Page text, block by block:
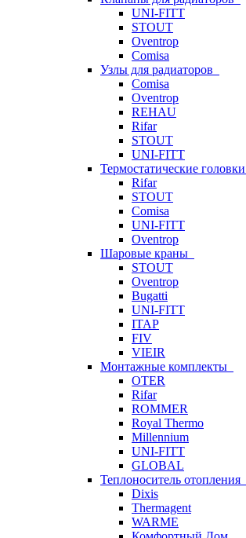
UNI-FITT
STOUT
Oventrop
Comisa
Узлы для радиаторов
Comisa
Oventrop
REHAU
Rifar
STOUT
UNI-FITT
Термостатические головки
Rifar
STOUT
Comisa
UNI-FITT
Oventrop
Шаровые краны
STOUT
Oventrop
Bugatti
UNI-FITT
ITAP
FIV
VIEIR
Монтажные комплекты
OTER
Rifar
ROMMER
Royal Thermo
Millennium
UNI-FITT
GLOBAL
Теплоноситель отопления
Dixis
Thermagent
WARME